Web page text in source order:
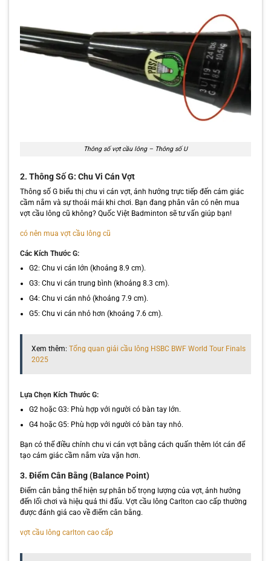
Thông số vợt cầu lông – Thông số U
2. Thông Số G: Chu Vi Cán Vợt
Thông số G biểu thị chu vi cán vợt, ảnh hưởng trực tiếp đến cảm giác
cầm nắm và sự thoải mái khi chơi. Bạn đang phân vân có nên mua
vợt cầu lông cũ không? Quốc Việt Badminton sẽ tư vấn giúp bạn!
có nên mua vợt cầu lông cũ
Các Kích Thước G:
G2: Chu vi cán lớn (khoảng 8.9 cm).
G3: Chu vi cán trung bình (khoảng 8.3 cm).
G4: Chu vi cán nhỏ (khoảng 7.9 cm).
G5: Chu vi cán nhỏ hơn (khoảng 7.6 cm).
Xem thêm: Tổng quan giải cầu lông HSBC BWF World Tour Finals
2025
Lựa Chọn Kích Thước G:
G2 hoặc G3: Phù hợp với người có bàn tay lớn.
G4 hoặc G5: Phù hợp với người có bàn tay nhỏ.
Bạn có thể điều chỉnh chu vi cán vợt bằng cách quấn thêm lót cán để
tạo cảm giác cầm nắm vừa vặn hơn.
3. Điểm Cân Bằng (Balance Point)
Điểm cân bằng thể hiện sự phân bố trọng lượng của vợt, ảnh hưởng
đến lối chơi và hiệu quả thi đấu. Vợt cầu lông Carlton cao cấp thường
được đánh giá cao về điểm cân bằng.
vợt cầu lông carlton cao cấp